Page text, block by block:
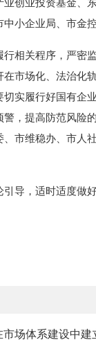
创业投资基金、
小企业局、市金
关程序，严密监
市场化、法治化
实履行好国有企
，提高防范风险
市维稳办、市人
，适时适度做好
市场体系建设中